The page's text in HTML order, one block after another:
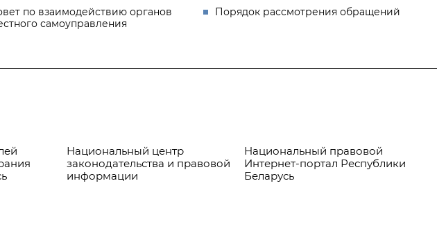
по взаимодействию органов
самоуправления
Порядок рассмотрения обращений
Национальный центр
законодательства и правовой
информации
Национальный правовой
Интернет-портал Республики
Беларусь